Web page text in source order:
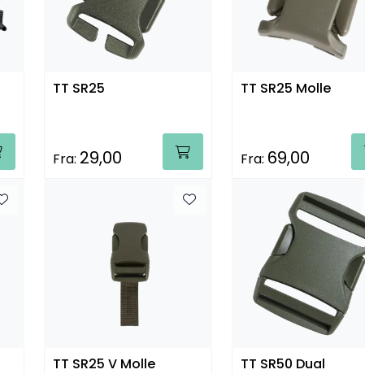
TT SR25
Fra: 29,00
TT SR25 Molle
Fra: 69,00
TT SR25 V Molle TT SR50 Dual